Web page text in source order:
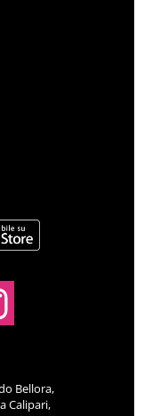
Bellora,
Calipari,